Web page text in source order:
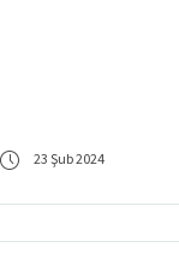
23 Şub 2024